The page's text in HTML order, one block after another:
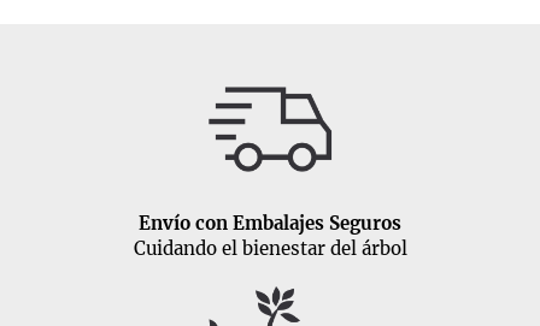
Envío con Embalajes Seguros
Cuidando el bienestar del árbol